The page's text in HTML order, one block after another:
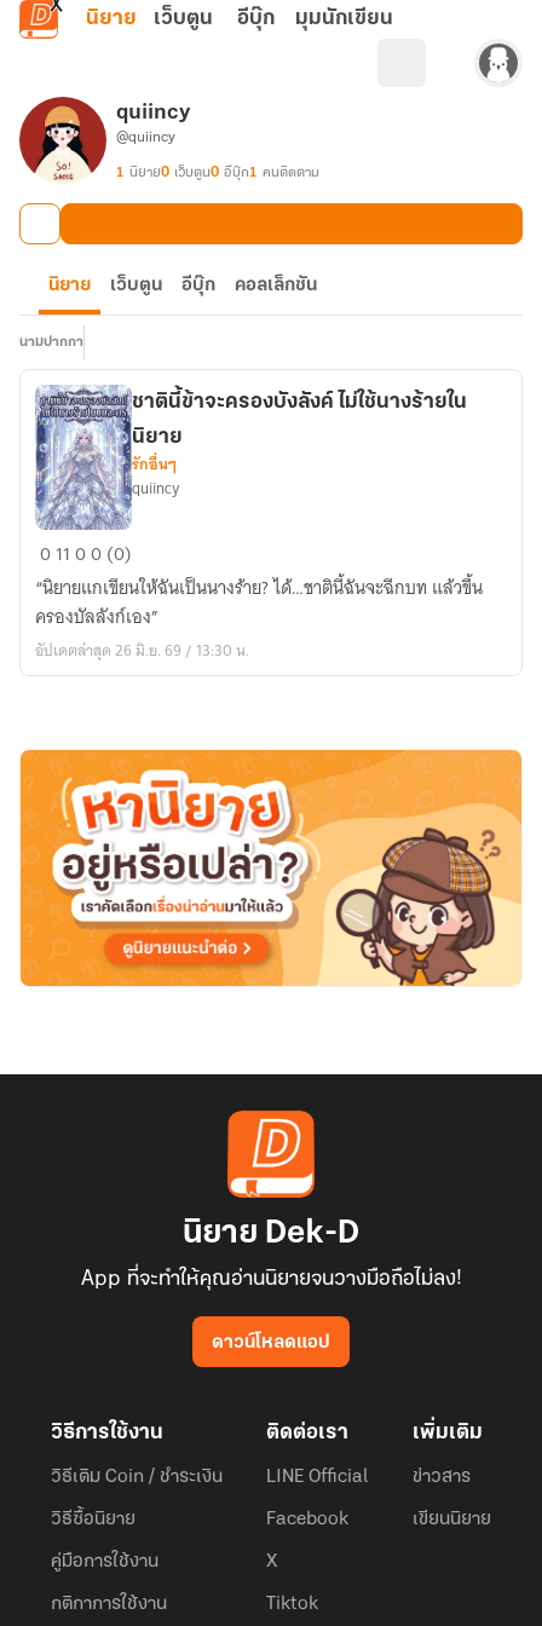
ข้ามไปยังเนื้อหาหลัก
นิยาย เว็บตูน อีบุ๊ก มุมนักเขียน
quiincy
@quiincy
1 นิยาย0 เว็บตูน0 อีบุ๊ก1 คนติดตาม
นิยาย เว็บตูน อีบุ๊ก คอลเล็กชัน
นามปากกา
ชาติ
นี้
ข้า
จะ
ครอง
ค์
ไม่
ใช้
นาง
ร้าย
ใน
นิยาย
ชาตินี้ข้าจะครองบังลังค์ ไม่ใช้นางร้ายใน
นิยาย
รักอื่นๆ
quiincy
01100 (0)
“นิยายแกเขียนให้ฉันเป็นนางร้าย? ได้…ชาตินี้ฉันจะฉีกบท แล้วขึ้น
ครองบัลลังก์เอง”
อัปเดตล่าสุด 26 มิ.ย. 69 / 13:30 น.
นิยาย Dek-D
App ที่จะทำให้คุณอ่านนิยายจนวางมือถือไม่ลง!
ดาวน์โหลดแอป
วิธีการใช้งาน
วิธีเติม Coin / ชำระเงิน
วิธีซื้อนิยาย
คู่มือการใช้งาน
กติกาการใช้งาน
ติดต่อเรา
LINE Official
Facebook
X
Tiktok
เพิ่มเติม
ข่าวสาร
เขียนนิยาย